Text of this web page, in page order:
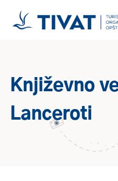
Književno
Lanceroti